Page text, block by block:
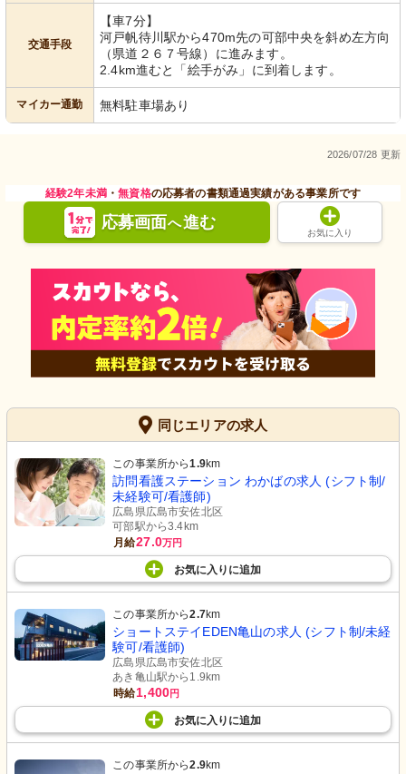
交通手段
【車7分】
河戸帆待川駅から470m先の可部中央を斜め左方向
（県道２６７号線）に進みます。
2.4km進むと「絵手がみ」に到着します。
マイカー通勤 無料駐車場あり
2026/07/28 更新
経験2年未満・無資格の応募者の書類通過実績がある事業所です
応募画面へ進む
お気に入り
同じエリアの求人
この事業所から1.9km
訪問看護ステーション わかばの求人 (シフト制/
未経験可/看護師)
広島県広島市安佐北区
可部駅から3.4km
月給27.0万円
お気に入り に追加
この事業所から2.7km
ショートステイEDEN亀山の求人 (シフト制/未経
験可/看護師)
広島県広島市安佐北区
あき亀山駅から1.9km
時給1,400円
お気に入り に追加
この事業所から2.9km